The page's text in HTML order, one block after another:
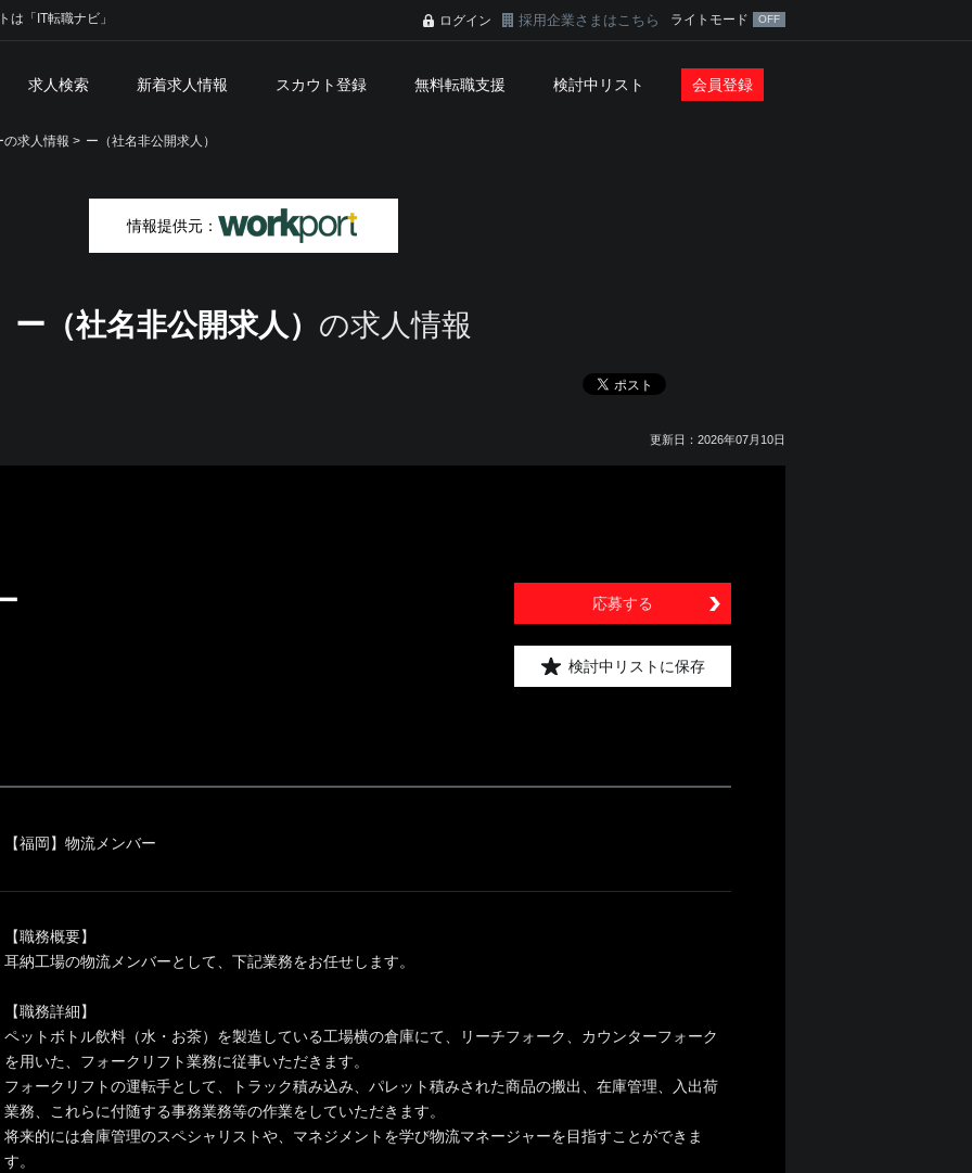
は「IT転職ナビ」 ログイン 採用企業さまはこちら ライトモード
求人検索 新着求人情報 スカウト登録 無料転職支援 検討中リスト 会員登録
の求人情報 > ー（社名非公開求人）
情報提供元：
ー（社名非公開求人） の求人情報
更新日：2026年07月10日
応募する
検討中リストに保存
【福岡】物流メンバー
【職務概要】
耳納工場の物流メンバーとして、下記業務をお任せします。
【職務詳細】
ペットボトル飲料（水・お茶）を製造している工場横の倉庫にて、リーチフォーク、カウンターフォーク
を用いた、フォークリフト業務に従事いただきます。
フォークリフトの運転手として、トラック積み込み、パレット積みされた商品の搬出、在庫管理、入出荷
業務、これらに付随する事務業務等の作業をしていただきます。
将来的には倉庫管理のスペシャリストや、マネジメントを学び物流マネージャーを目指すことができま
す。